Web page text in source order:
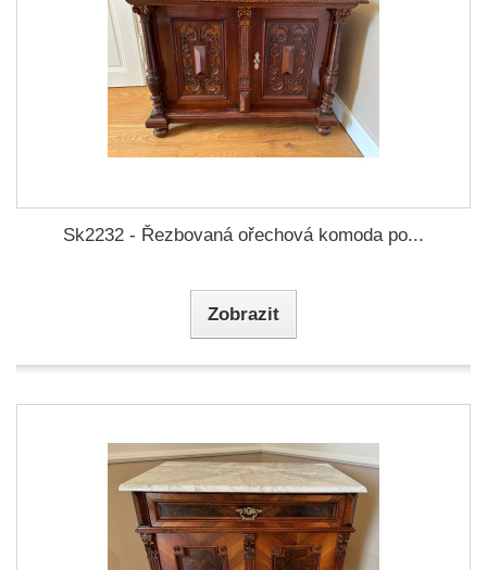
Sk2232 - Řezbovaná ořechová komoda po...
Zobrazit